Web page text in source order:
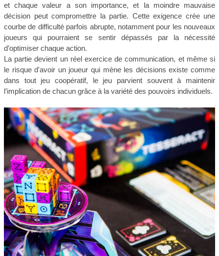
et chaque valeur a son importance, et la moindre mauvaise
décision peut compromettre la partie. Cette exigence crée une
courbe de difficulté parfois abrupte, notamment pour les nouveaux
joueurs qui pourraient se sentir dépassés par la nécessité
d’optimiser chaque action.
La partie devient un réel exercice de communication, et même si
le risque d'avoir un joueur qui mène les décisions existe comme
dans tout jeu coopératif, le jeu parvient souvent à maintenir
l’implication de chacun grâce à la variété des pouvoirs individuels.